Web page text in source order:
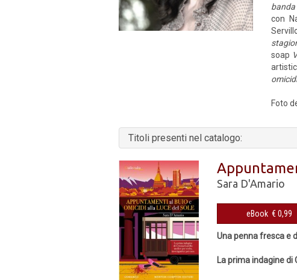
banda
con
soap
Foto
Titoli presenti nel catalogo:
Sara D'Amario
eBook € 0,99
Una penna fresca e
La prima indagine di